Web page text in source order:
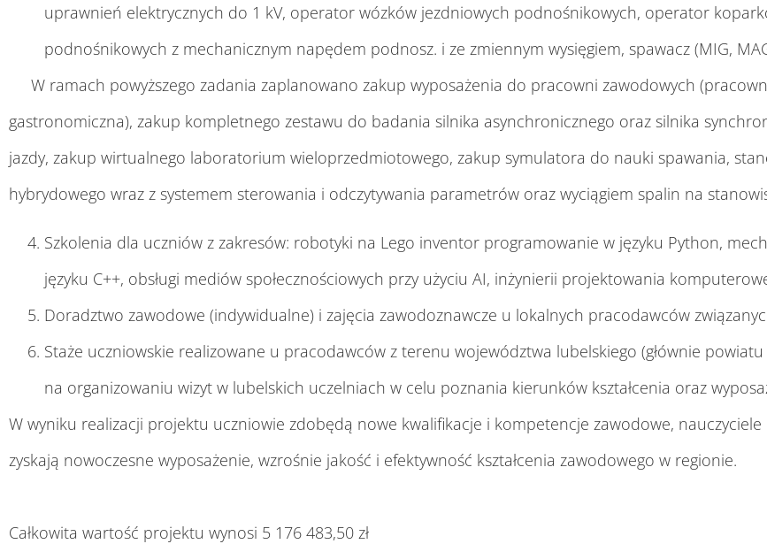
uprawnień elektrycznych do 1 kV, operator wózków jezdniowych podnośnikowych, operator
podnośnikowych z mechanicznym napędem podnosz. i ze zmiennym wysięgiem, spawacz (MIG,
W ramach powyższego zadania zaplanowano zakup wyposażenia do pracowni zawodowych
gastronomiczna), zakup kompletnego zestawu do badania silnika asynchronicznego oraz silnika
jazdy, zakup wirtualnego laboratorium wieloprzedmiotowego, zakup symulatora do nauki spawania,
hybrydowego wraz z systemem sterowania i odczytywania parametrów oraz wyciągiem spalin na
Szkolenia dla uczniów z zakresów: robotyki na Lego inventor programowanie w języku Python,
języku C++, obsługi mediów społecznościowych przy użyciu AI, inżynierii projektowania
Doradztwo zawodowe (indywidualne) i zajęcia zawodoznawcze u lokalnych pracodawców
Staże uczniowskie realizowane u pracodawców z terenu województwa lubelskiego (głównie
na organizowaniu wizyt w lubelskich uczelniach w celu poznania kierunków kształcenia oraz
W wyniku realizacji projektu uczniowie zdobędą nowe kwalifikacje i kompetencje zawodowe,
zyskają nowoczesne wyposażenie, wzrośnie jakość i efektywność kształcenia zawodowego w regionie.
Całkowita wartość projektu wynosi 5 176 483,50 zł